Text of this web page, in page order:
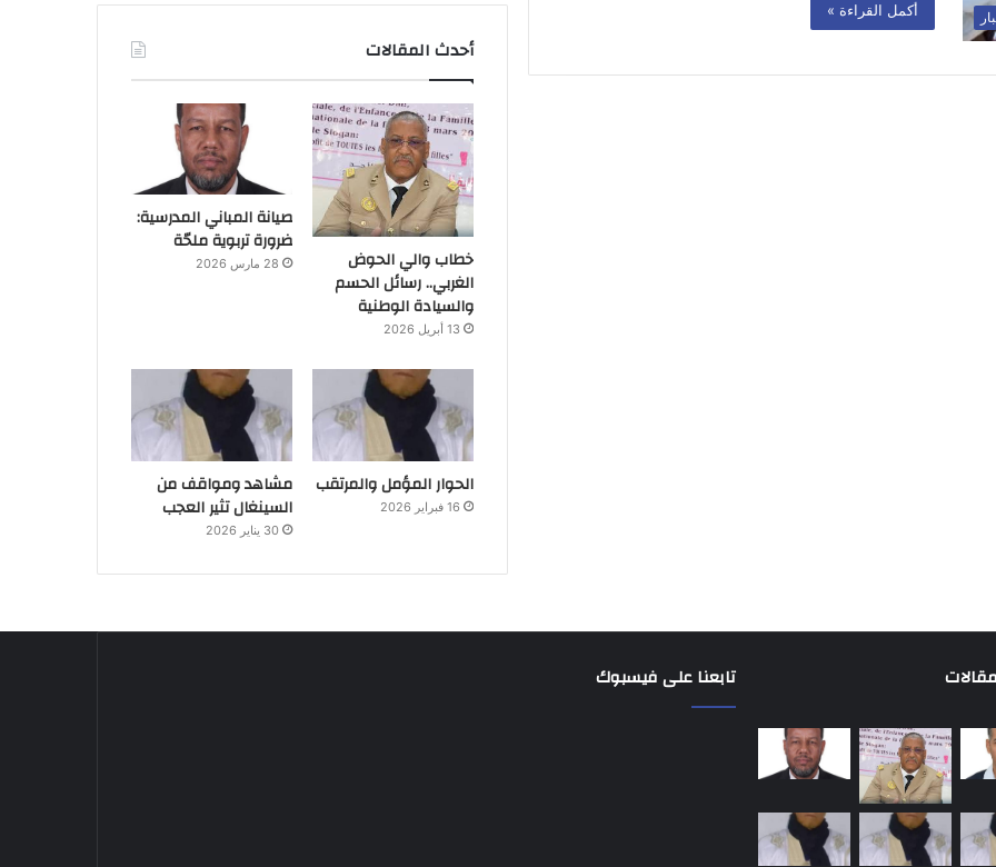
أكمل القراءة »
أحدث المقالات
خطاب والي الحوض
الغربي.. رسائل الحسم
والسيادة الوطنية
13 أبريل 2026
صيانة المباني المدرسية:
ضرورة تربوية ملحّة
28 مارس 2026
الحوار المؤمل والمرتقب
16 فبراير 2026
مشاهد ومواقف من
السينغال تثير العجب
30 يناير 2026
تابعنا على فيسبوك